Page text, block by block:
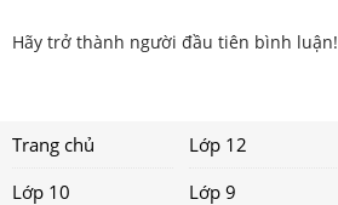
Hãy trở thành người đầu tiên bình luận!
Trang chủ Lớp 12
Lớp 10
Lớp 9